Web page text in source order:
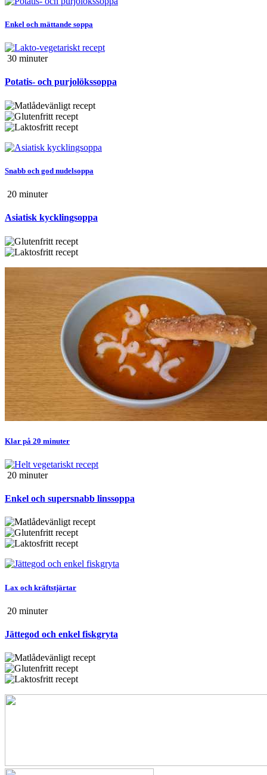
Enkel och mättande soppa
30 minuter
Potatis- och purjolökssoppa
Snabb och god nudelsoppa
20 minuter
Asiatisk kycklingsoppa
Klar på 20 minuter
20 minuter
Enkel och supersnabb linssoppa
Lax och kräftstjärtar
20 minuter
Jättegod och enkel fiskgryta